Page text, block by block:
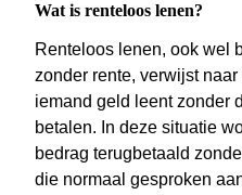
Wat is renteloos lenen?
Renteloos lenen, ook wel
zonder rente, verwijst
iemand geld leent zonder
betalen. In deze situatie
bedrag terugbetaald
die normaal gesproken